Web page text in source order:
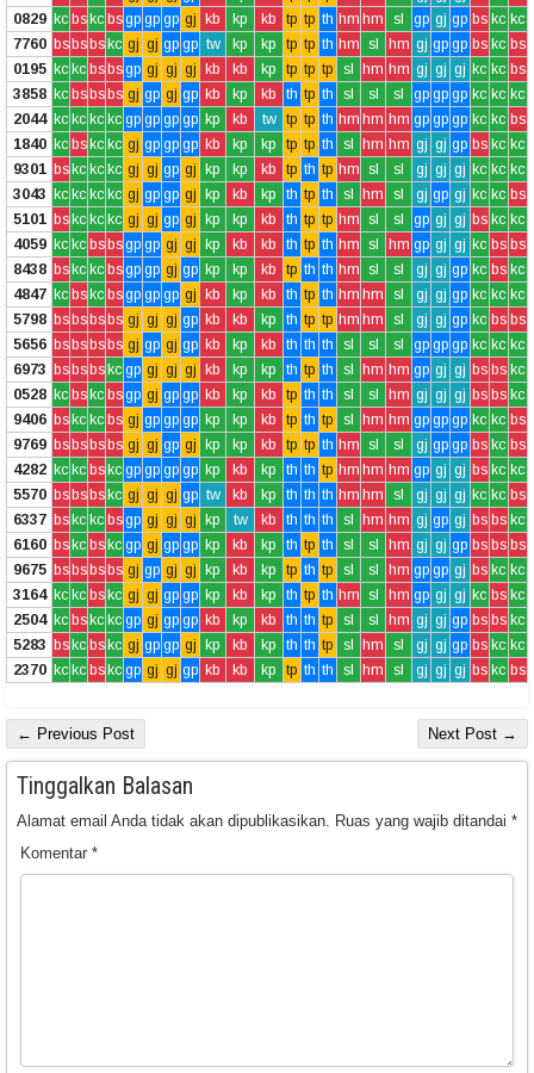
0829 kc bskc bsgp gp gp gj kb kp kb tp tp th hm hm sl gp gj gp bs kc kc
7760 bsbsbskc gj gj gp gp tw kp kp tp tp th hm sl hm gj gp gp bs kc bs
0195 kc kc bsbsgp gj gj gj kb kb kp tp tp tp sl hm hm gj gj gj kc kc bs
3858 kc bsbsbs gj gp gj gp kb kp kb th tp th sl sl sl gp gp gp kc kc kc
2044 kc kc kc kc gp gp gp gp kp kb tw tp tp th hm hm hm gp gp gp kc kc bs
1840 kc bskc kc gj gp gp gp kb kp kp tp tp th sl hm hm gj gj gp bs kc kc
9301 bskc kc kc gj gj gp gj kp kp kb tp th tp hm sl sl gj gj gj kc kc kc
3043 kc kc kc kc gj gp gp gj kp kb kp th tp th sl hm sl gj gp gj kc kc bs
5101 bskc kc kc gj gj gp gj kp kp kb th tp tp hm sl sl gp gj gj bs kc kc
4059 kc kc bsbsgp gp gj gj kp kb kb th tp th hm sl hm gp gj gj kc bs bs
8438 bskc kc bsgp gp gj gp kp kp kb tp th th hm sl sl gj gj gp kc bs kc
4847 kc bskc bsgp gp gp gj kb kp kb th tp th hm hm sl gj gj gp kc kc kc
5798 bsbsbsbs gj gj gj gp kb kb kp th tp tp hm hm sl gj gj gp kc bs bs
5656 bsbsbsbs gj gp gj gp kb kp kb th th th sl sl sl gp gp gp kc kc kc
6973 bsbsbskc gp gj gj gj kb kp kp th tp th sl hm hm gp gj gj bs bs kc
0528 kc bskc bsgp gj gp gp kb kp kb tp th th sl sl hm gj gj gj bs bs kc
9406 bskc kc bs gj gp gp gp kp kp kb tp th tp sl hm hm gp gp gp kc kc bs
9769 bsbsbsbs gj gj gp gj kp kp kb tp tp th hm sl sl gj gp gp bs kc bs
4282 kc kc bskc gp gp gp gp kp kb kp th th tp hm hm hm gp gj gj bs kc kc
5570 bsbsbskc gj gj gj gp tw kb kp th th th hm hm sl gj gj gj kc kc bs
6337 bskc kc bsgp gj gj gj kp tw kb th th th sl hm hm gj gp gj bs bs kc
6160 bskc bskc gp gj gp gp kp kb kp th tp th sl sl hm gj gj gp bs bs bs
9675 bsbsbsbs gj gp gj gj kp kb kp tp th tp sl sl hm gp gp gj bs kc kc
3164 kc kc bskc gj gj gp gp kp kb kp th tp th hm sl hm gp gj gj kc bs kc
2504 kc bskc kc gp gj gp gp kb kp kb th th tp sl sl hm gj gj gp bs bs kc
5283 bskc bskc gj gp gp gj kp kb kp th th tp sl hm sl gj gj gp bs kc kc
2370 kc kc bskc gp gj gj gp kb kb kp tp th th sl hm sl gj gj gj bs kc bs
← Previous Post Next Post →
Tinggalkan Balasan
Alamat email Anda tidak akan dipublikasikan. Ruas yang wajib ditandai *
Komentar *